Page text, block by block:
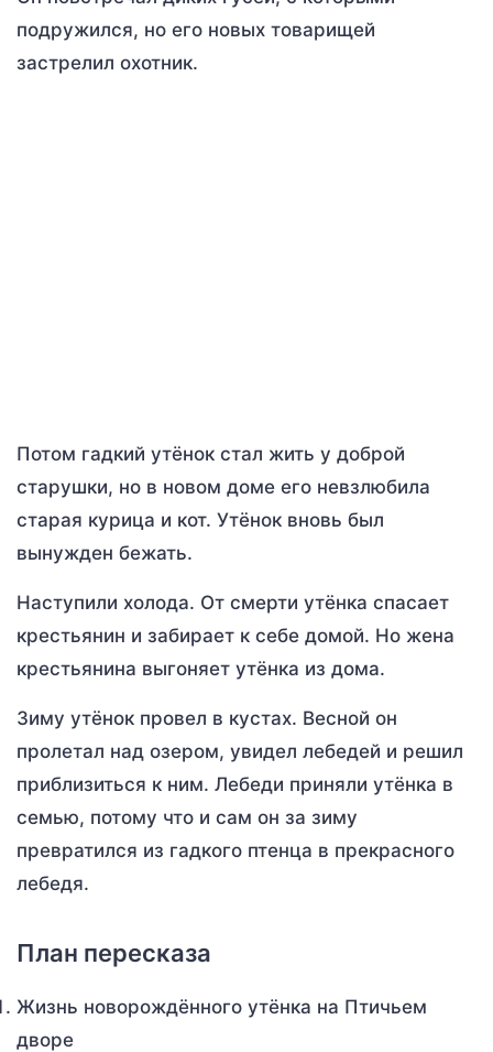
подружился, но его новых товарищей
застрелил охотник.
Потом гадкий утёнок стал жить у доброй
старушки, но в новом доме его невзлюбила
старая курица и кот. Утёнок вновь был
вынужден бежать.
Наступили холода. От смерти утёнка спасает
крестьянин и забирает к себе домой. Но жена
крестьянина выгоняет утёнка из дома.
Зиму утёнок провел в кустах. Весной он
пролетал над озером, увидел лебедей и решил
приблизиться к ним. Лебеди приняли утёнка в
семью, потому что и сам он за зиму
превратился из гадкого птенца в прекрасного
лебедя.
План пересказа
Жизнь новорождённого утёнка на Птичьем
дворе